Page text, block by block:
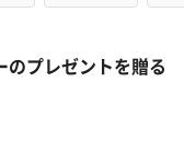
プレゼントを贈る